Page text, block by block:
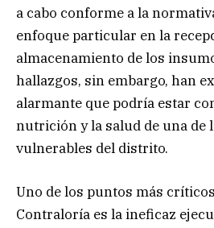
a cabo conforme a la
enfoque particular en la
almacenamiento de los
hallazgos, sin embargo, han
alarmante que podría estar
nutrición y la salud de una de
vulnerables del distrito.
Uno de los puntos más
Contraloría es la ineficaz